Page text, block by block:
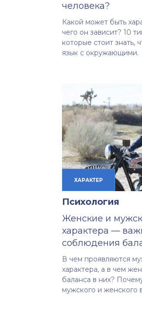
человека?
Какой может быть
чего он зависит? 10
которые стоит знать,
язык с окружающими.
ХАРАКТЕР
Психология
Женские и
характера —
соблюдения
В чем проявляются
характера, а в чем
баланса в них?
мужского и женского